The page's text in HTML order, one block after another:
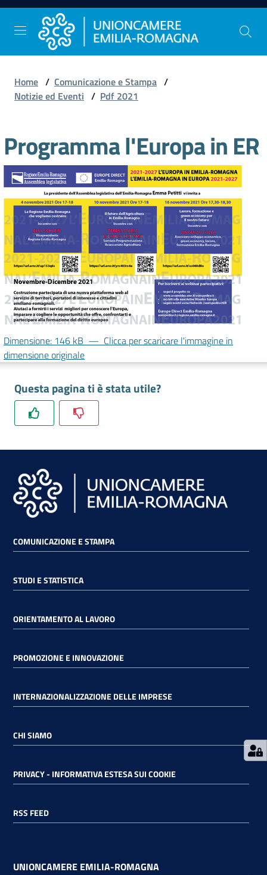
Vai al contenuto
Vai alla navigazione
Vai al footer
Comunicazione
Studi
e
Statistica
al
lavoro
Promozione
e
Innovazione
Internazionalizzazione
delle
Imprese
Chi
siamo
Seguici
su
Home / Comunicazione e Stampa /
Notizie ed Eventi / Pdf 2021
Programma l'Europa in ER
Dimensione: 146 kB — Clicca per scaricare l'immagine in
dimensione originale
Questa pagina ti è stata utile?
COMUNICAZIONE E STAMPA
STUDI E STATISTICA
ORIENTAMENTO AL LAVORO
PROMOZIONE E INNOVAZIONE
INTERNAZIONALIZZAZIONE DELLE IMPRESE
CHI SIAMO
PRIVACY - INFORMATIVA ESTESA SUI COOKIE
RSS FEED
UNIONCAMERE EMILIA-ROMAGNA